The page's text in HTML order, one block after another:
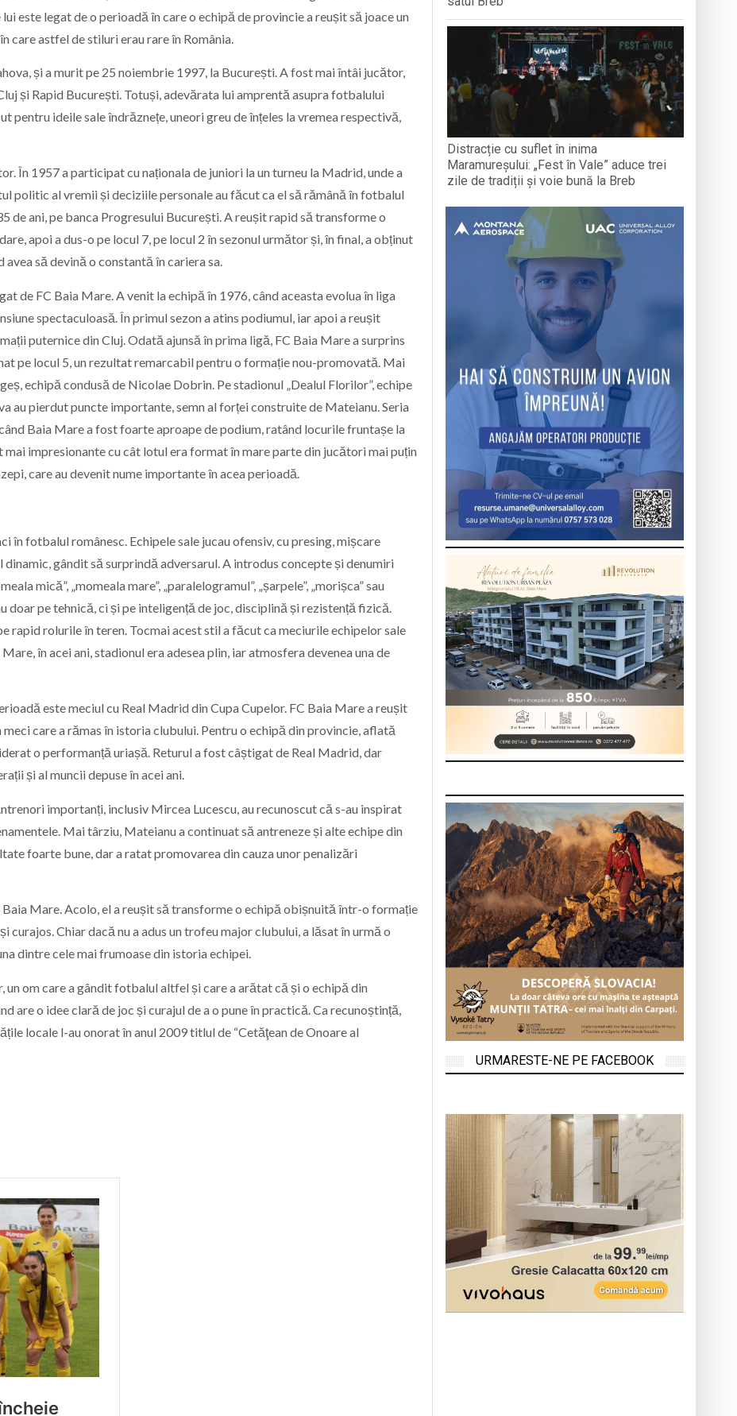
este legat de o perioadă în care o echipă de provincie a reușit să joace un
astfel de stiluri erau rare în România.
și a murit pe 25 noiembrie 1997, la București. A fost mai întâi jucător,
și Rapid București. Totuși, adevărata lui amprentă asupra fotbalului
pentru ideile sale îndrăznețe, uneori greu de înțeles la vremea respectivă,
În 1957 a participat cu naționala de juniori la un turneu la Madrid, unde a
politic al vremii și deciziile personale au făcut ca el să rămână în fotbalul
de ani, pe banca Progresului București. A reușit rapid să transforme o
apoi a dus-o pe locul 7, pe locul 2 în sezonul următor și, în final, a obținut
să devină o constantă în cariera sa.
de FC Baia Mare. A venit la echipă în 1976, când aceasta evolua în liga
spectaculoasă. În primul sezon a atins podiumul, iar apoi a reușit
puternice din Cluj. Odată ajunsă în prima ligă, FC Baia Mare a surprins
pe locul 5, un rezultat remarcabil pentru o formație nou-promovată. Mai
echipă condusă de Nicolae Dobrin. Pe stadionul „Dealul Florilor”, echipe
au pierdut puncte importante, semn al forței construite de Mateianu. Seria
Baia Mare a fost foarte aproape de podium, ratând locurile fruntașe la
impresionante cu cât lotul era format în mare parte din jucători mai puțin
care au devenit nume importante în acea perioadă.
în fotbalul românesc. Echipele sale jucau ofensiv, cu presing, mișcare
gândit să surprindă adversarul. A introdus concepte și denumiri
mică”, „momeala mare”, „paralelogramul”, „șarpele”, „morișca” sau
doar pe tehnică, ci și pe inteligență de joc, disciplină și rezistență fizică.
rapid rolurile în teren. Tocmai acest stil a făcut ca meciurile echipelor sale
în acei ani, stadionul era adesea plin, iar atmosfera devenea una de
este meciul cu Real Madrid din Cupa Cupelor. FC Baia Mare a reușit
care a rămas în istoria clubului. Pentru o echipă din provincie, aflată
o performanță uriașă. Returul a fost câștigat de Real Madrid, dar
și al muncii depuse în acei ani.
importanți, inclusiv Mircea Lucescu, au recunoscut că s-au inspirat
Mai târziu, Mateianu a continuat să antreneze și alte echipe din
foarte bune, dar a ratat promovarea din cauza unor penalizări
Mare. Acolo, el a reușit să transforme o echipă obișnuită într-o formație
Chiar dacă nu a adus un trofeu major clubului, a lăsat în urmă o
dintre cele mai frumoase din istoria echipei.
om care a gândit fotbalul altfel și care a arătat că și o echipă din
are o idee clară de joc și curajul de a o pune în practică. Ca recunoștință,
locale l-au onorat în anul 2009 titlul de “Cetăţean de Onoare al
Distracție cu suflet în inima
Maramureșului: „Fest în Vale” aduce trei
zile de tradiții și voie bună la Breb
URMARESTE-NE PE FACEBOOK